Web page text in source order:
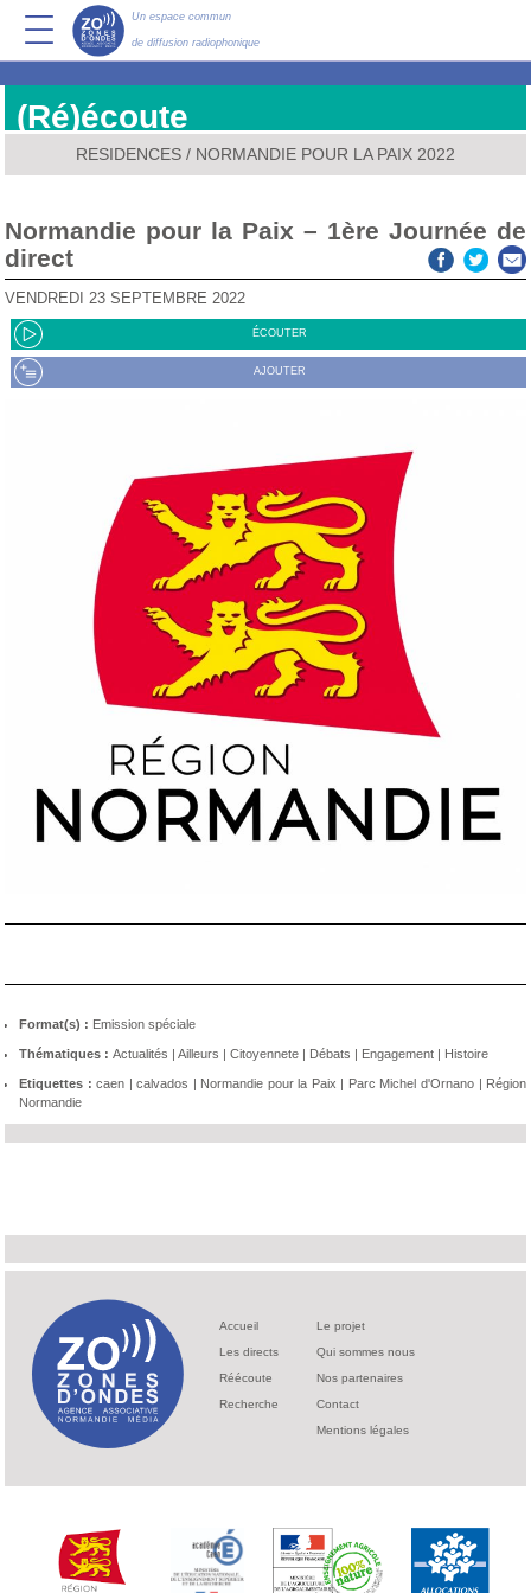
Un espace commun
de diffusion radiophonique
(Ré)écoute
RESIDENCES / NORMANDIE POUR LA PAIX 2022
Normandie pour la Paix – 1ère Journée de
direct
VENDREDI 23 SEPTEMBRE 2022
ÉCOUTER
AJOUTER
Format(s) : Emission spéciale
Thématiques : Actualités | Ailleurs | Citoyennete | Débats | Engagement | Histoire
Etiquettes :caen |calvados | Normandie pour la Paix | Parc Michel d'Ornano | Région
Normandie
Accueil
Les directs
Réécoute
Recherche
Le projet
Qui sommes nous
Nos partenaires
Contact
Mentions légales